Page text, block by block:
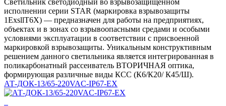
Светильник светодиодный во взрывозащищенном
исполнении серии STAR (маркировка взрывозащиты
1ЕхsllT6X) — предназначен для работы на предприятиях,
объектах и в зонах со взрывоопасными средами и особыми
условиями эксплуатации в соответствии с присвоенной
маркировкой взрывозащиты. Уникальным конструктивным
решением данного светильника является интегрированная в
поликарбонатный рассеиватель ВТОРИЧНАЯ оптика,
формирующая различные виды КСС (К6/К20/ К45/Ш).
АТ-ДОК-13/65-220VAC-IP67-EX